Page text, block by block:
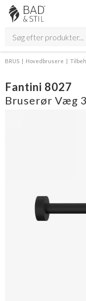
BRUS Hovedbrusere
Fantini 8027
Bruserør Væg